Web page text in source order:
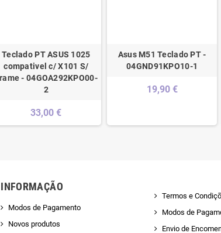
Teclado PT ASUS 1025
compativel c/ X101 S/
- 04GOA292KPO00-
2
33,00 €
Asus M51 Teclado PT -
04GND91KPO10-1
19,90 €
INFORMAÇÃO
Modos de Pagamento
Novos produtos
Termos e
Modos de
Envio de